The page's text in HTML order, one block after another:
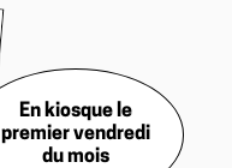
En kiosque le
premier vendredi
du mois